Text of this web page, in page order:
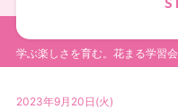
学ぶ楽しさを育む。花まる学習会
2023年9月20日(火)